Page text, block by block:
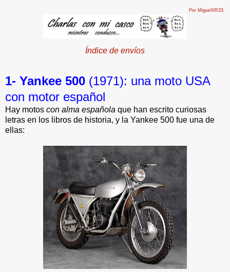
Por MiguelXR33.
Índice de envíos
1- Yankee 500 (1971): una moto USA
con motor español
Hay motos con alma española que han escrito curiosas
letras en los libros de historia, y la Yankee 500 fue una de
ellas: